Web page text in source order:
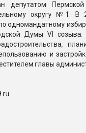
депутатом
округу №1. В
одномандатному
Думы VI созыва.
и
главы